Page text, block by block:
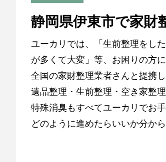
静岡県伊東市で家財
ユーカリでは、「生前整理をし
が多くて大変」等、お困りの方
全国の家財整理業者さんと提携
遺品整理・生前整理・空き家整
特殊消臭もすべてユーカリでお手
どのように進めたらいいか分か